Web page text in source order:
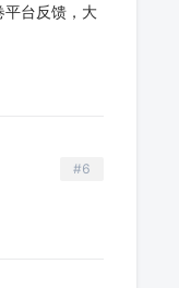
平台反馈，大
#6